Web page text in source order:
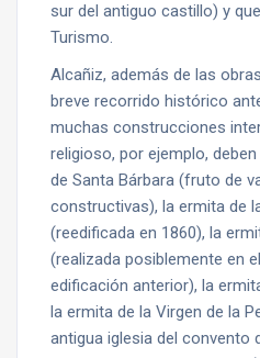
sur del antiguo castillo) y
Turismo.
Alcañiz, además de las
breve recorrido histórico
muchas construcciones
religioso, por ejemplo,
de Santa Bárbara (fruto de
constructivas), la ermita de
(reedificada en 1860), la
(realizada posiblemente en
edificación anterior), la
la ermita de la Virgen de la
antigua iglesia del convento